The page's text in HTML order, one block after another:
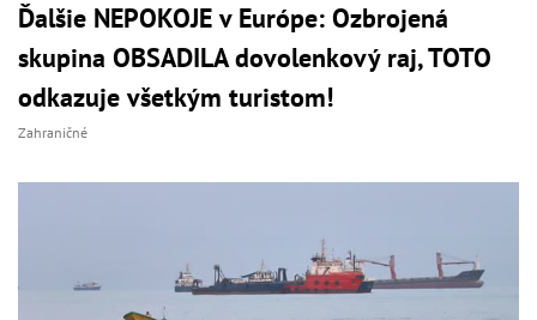
Ďalšie NEPOKOJE v Európe: Ozbrojená
skupina OBSADILA dovolenkový raj, TOTO
odkazuje všetkým turistom!
Zahraničné